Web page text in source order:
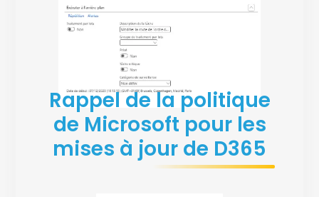
Rappel de la politique
de Microsoft pour les
mises à jour de D365